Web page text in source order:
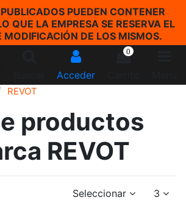
PUEDEN CONTENER
QUE LA EMPRESA SE RESERVA EL
MODIFICACIÓN DE LOS MISMOS.
Acceder
0
REVOT
productos
REVOT
Seleccionar 3